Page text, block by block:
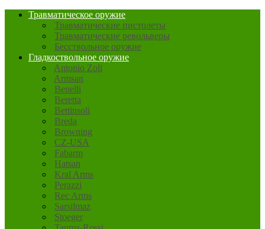
Травматическое оружие
Травматические пистолеты
Травматические револьверы
Бесствольное оружие
Гладкоствольное оружие
Antonio Zoli
Armsan
Benelli
Beretta
Bettinsoli
Breda
Browning
CZ-USA
Fabarm
Hatsan
Kral Arms
Perazzi
Rec Arms
Sarsilmaz
Stoeger